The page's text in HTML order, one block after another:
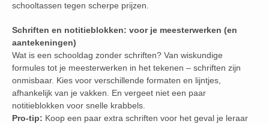
schooltassen tegen scherpe prijzen.
Schriften en notitieblokken: voor je meesterwerken (en
aantekeningen)
Wat is een schooldag zonder schriften? Van wiskundige
formules tot je meesterwerken in het tekenen – schriften zijn
onmisbaar. Kies voor verschillende formaten en lijntjes,
afhankelijk van je vakken. En vergeet niet een paar
notitieblokken voor snelle krabbels.
Pro-tip: Koop een paar extra schriften voor het geval je leraar